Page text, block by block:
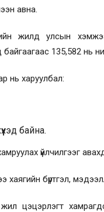
авна.
жилд улсын
байгаагаас 135,582 нь
нь харуулбал:
байна.
үйлчилгээг
хаягийн бүртгэл,
цэцэрлэгт